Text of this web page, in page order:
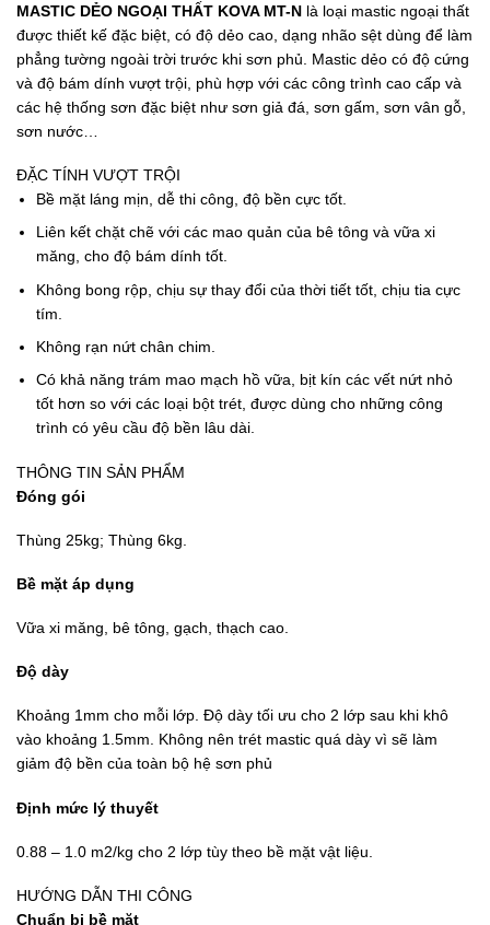
MASTIC DẺO NGOẠI THẤT KOVA MT-N là loại mastic ngoại thất
được thiết kế đặc biệt, có độ dẻo cao, dạng nhão sệt dùng để làm
phẳng tường ngoài trời trước khi sơn phủ. Mastic dẻo có độ cứng
và độ bám dính vượt trội, phù hợp với các công trình cao cấp và
các hệ thống sơn đặc biệt như sơn giả đá, sơn gấm, sơn vân gỗ,
sơn nước…
ĐẶC TÍNH VƯỢT TRỘI
Bề mặt láng mịn, dễ thi công, độ bền cực tốt.
Liên kết chặt chẽ với các mao quản của bê tông và vữa xi
măng, cho độ bám dính tốt.
Không bong rộp, chịu sự thay đổi của thời tiết tốt, chịu tia cực
tím.
Không rạn nứt chân chim.
Có khả năng trám mao mạch hồ vữa, bịt kín các vết nứt nhỏ
tốt hơn so với các loại bột trét, được dùng cho những công
trình có yêu cầu độ bền lâu dài.
THÔNG TIN SẢN PHẨM
Đóng gói
Thùng 25kg; Thùng 6kg.
Bề mặt áp dụng
Vữa xi măng, bê tông, gạch, thạch cao.
Độ dày
Khoảng 1mm cho mỗi lớp. Độ dày tối ưu cho 2 lớp sau khi khô
vào khoảng 1.5mm. Không nên trét mastic quá dày vì sẽ làm
giảm độ bền của toàn bộ hệ sơn phủ
Định mức lý thuyết
0.88 – 1.0 m2/kg cho 2 lớp tùy theo bề mặt vật liệu.
HƯỚNG DẪN THI CÔNG
Chuẩn bị bề mặt